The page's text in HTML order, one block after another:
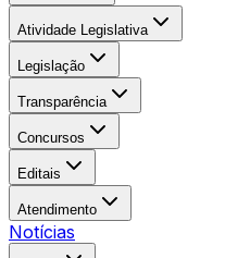
Atividade Legislativa
Legislação
Transparência
Concursos
Editais
Atendimento
Notícias